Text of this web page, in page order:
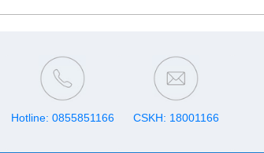
Hotline: 0855851166 CSKH: 18001166